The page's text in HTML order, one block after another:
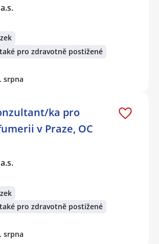
pro zdravotně postižené
srpna
ka pro
v Praze, OC
pro zdravotně postižené
srpna